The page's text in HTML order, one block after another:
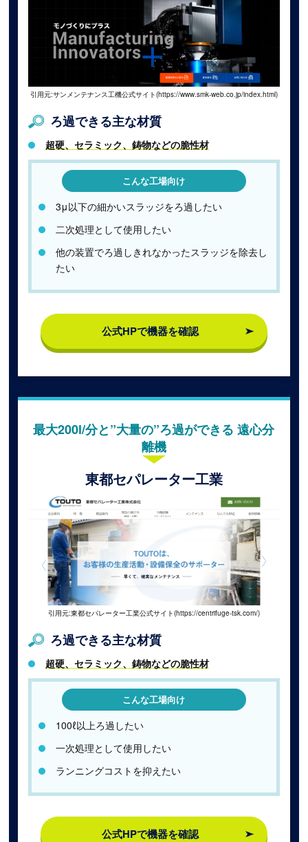
引用元:サンメンテナンス工機公式サイト(https://www.smk-web.co.jp/index.html)
ろ過できる主な材質
超硬、セラミック、鋳物などの脆性材
こんな工場向け
3μ以下の細かいスラッジをろ過したい
二次処理として使用したい
他の装置でろ過しきれなかったスラッジを除去し
たい
公式HPで機器を確認
最大200l/分と”大量の”ろ過ができる 遠心分
離機
東都セパレーター工業
引用元:東都セパレーター工業公式サイト(https://centrifuge-tsk.com/)
ろ過できる主な材質
超硬、セラミック、鋳物などの脆性材
こんな工場向け
100ℓ以上ろ過したい
一次処理として使用したい
ランニングコストを抑えたい
公式HPで機器を確認